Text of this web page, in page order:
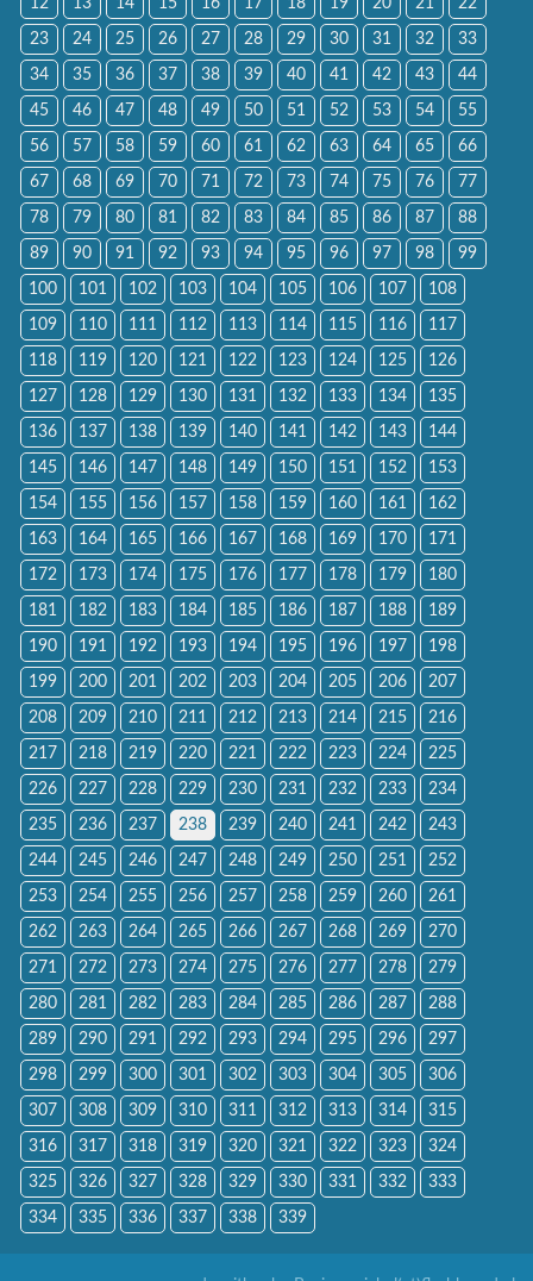
12 13 14 15 16 17 18 19 20 21 22
23 24 25 26 27 28 29 30 31 32 33
34 35 36 37 38 39 40 41 42 43 44
45 46 47 48 49 50 51 52 53 54 55
56 57 58 59 60 61 62 63 64 65 66
67 68 69 70 71 72 73 74 75 76 77
78 79 80 81 82 83 84 85 86 87 88
89 90 91 92 93 94 95 96 97 98 99
100 101 102 103 104 105 106 107 108
109 110 111 112 113 114 115 116 117
118 119 120 121 122 123 124 125 126
127 128 129 130 131 132 133 134 135
136 137 138 139 140 141 142 143 144
145 146 147 148 149 150 151 152 153
154 155 156 157 158 159 160 161 162
163 164 165 166 167 168 169 170 171
172 173 174 175 176 177 178 179 180
181 182 183 184 185 186 187 188 189
190 191 192 193 194 195 196 197 198
199 200 201 202 203 204 205 206 207
208 209 210 211 212 213 214 215 216
217 218 219 220 221 222 223 224 225
226 227 228 229 230 231 232 233 234
235 236 237 238 239 240 241 242 243
244 245 246 247 248 249 250 251 252
253 254 255 256 257 258 259 260 261
262 263 264 265 266 267 268 269 270
271 272 273 274 275 276 277 278 279
280 281 282 283 284 285 286 287 288
289 290 291 292 293 294 295 296 297
298 299 300 301 302 303 304 305 306
307 308 309 310 311 312 313 314 315
316 317 318 319 320 321 322 323 324
325 326 327 328 329 330 331 332 333
334 335 336 337 338 339